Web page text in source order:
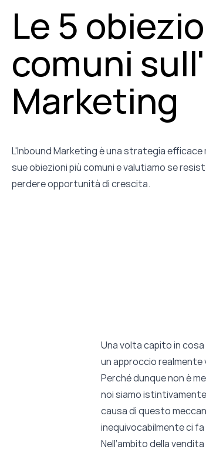
Le 5
comuni
Marketing
L'Inbound Marketing è una strategia efficace
sue obiezioni più comuni e valutiamo se
perdere opportunità di crescita.
Una volta capito in
un approccio
Perché dunque non è
noi siamo
causa di questo
inequivocabilmente ci
Nell’ambito della